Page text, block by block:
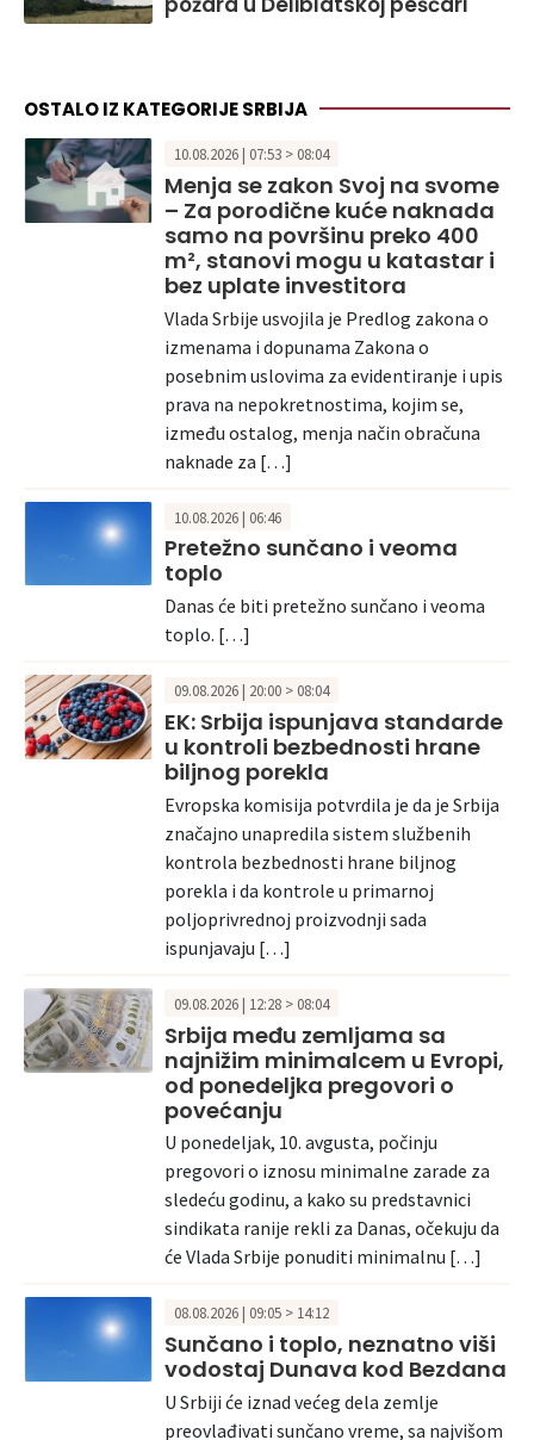
OSTALO IZ KATEGORIJE SRBIJA
10.08.2026 | 07:53 > 08:04
Menja se zakon Svoj na svome
– Za porodične kuće naknada
samo na površinu preko 400
m², stanovi mogu u katastar i
bez uplate investitora
Vlada Srbije usvojila je Predlog zakona o
izmenama i dopunama Zakona o
posebnim uslovima za evidentiranje i upis
prava na nepokretnostima, kojim se,
između ostalog, menja način obračuna
naknade za […]
10.08.2026 | 06:46
Pretežno sunčano i veoma
toplo
Danas će biti pretežno sunčano i veoma
toplo. […]
09.08.2026 | 20:00 > 08:04
EK: Srbija ispunjava standarde
u kontroli bezbednosti hrane
biljnog porekla
Evropska komisija potvrdila je da je Srbija
značajno unapredila sistem službenih
kontrola bezbednosti hrane biljnog
porekla i da kontrole u primarnoj
poljoprivrednoj proizvodnji sada
ispunjavaju […]
09.08.2026 | 12:28 > 08:04
Srbija među zemljama sa
najnižim minimalcem u Evropi,
od ponedeljka pregovori o
povećanju
U ponedeljak, 10. avgusta, počinju
pregovori o iznosu minimalne zarade za
sledeću godinu, a kako su predstavnici
sindikata ranije rekli za Danas, očekuju da
će Vlada Srbije ponuditi minimalnu […]
08.08.2026 | 09:05 > 14:12
Sunčano i toplo, neznatno viši
vodostaj Dunava kod Bezdana
U Srbiji će iznad većeg dela zemlje
preovlađivati sunčano vreme, sa najvišom